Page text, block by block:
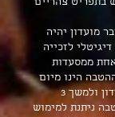
בתפריט צהריים
מועדון יהיה
לזכייה
ממסעדות
הינו מיום
ההצטרפות של חבר המועדון ולמשך 3
ניתנת למימוש